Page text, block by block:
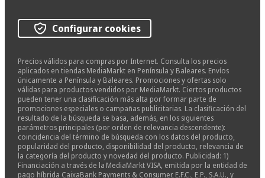
Configurar cookies
Precios válidos para compras por Internet. Consulta los precios
aplicados en tiendas MediaMarkt en Península y Baleares. Envíos
únicamente a Península y Baleares. Promociones y ofertas solo
válidas para productos vendidos por MediaMarkt. Ciertos productos
pueden tener una clasificación más alta por formar parte de
promociones especiales o campañas publicitarias. La clasificación del
resultado de la búsqueda se basa, además, en los siguientes
parámetros principales (por orden de relevancia descendente):
coincidencia del término de búsqueda con los datos del producto,
popularidad del producto, disponibilidad del producto, relevancia de
la categoría del producto y novedad del producto. Publicidad: 1)
Financiación a través de la MediaMarkt VISA, emitida por la entidad de
pago híbrida CaixaBank Payments & Consumer, E.F.C., E.P., S.A.U., y